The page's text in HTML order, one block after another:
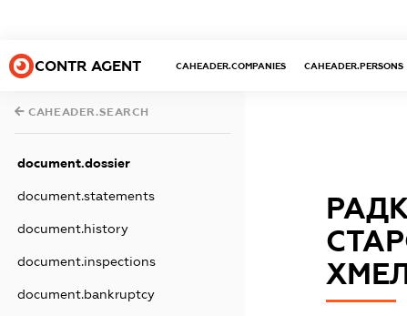
CONTR AGENT CAHEADER.COMPANIES CAHEADER.PERSONS
CAHEADER.SEARCH
document.dossier
document.statements
document.history
document.inspections
document.bankruptcy